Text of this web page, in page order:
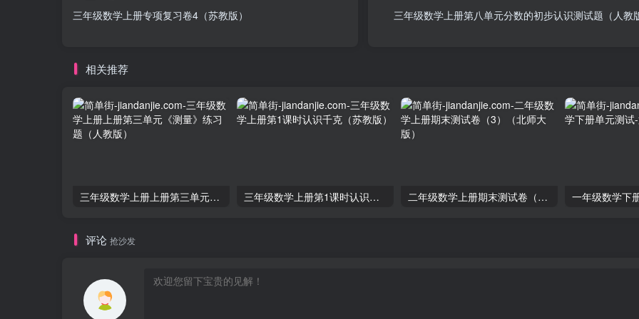
三年级数学上册专项复习卷4（苏教版）
三年级数学上册第八单元分数的初步认识测试题（人教
相关推荐
三年级数学上册上册第三单元《测量》练习题（人教版） 三年级数学上册第1课时认识千克（苏教版） 二年级数学上册期末测试卷（3）（北师大版）
评论 抢沙发